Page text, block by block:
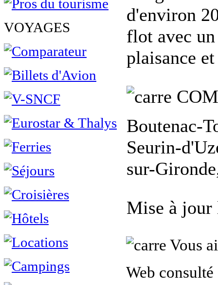
VOYAGES
d'environ
flot avec un
plaisance
Boutenac-
Seurin-
sur-
Mise à jour
Vous
Web